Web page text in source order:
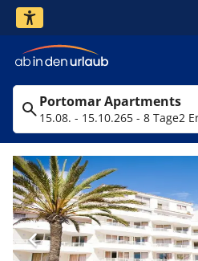
Portomar Apartments
15.08. - 15.10.265 - 8 Tage2